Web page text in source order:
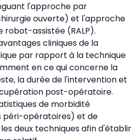
l'approche par
ouverte) et l'approche
robot-assistée (RALP).
cliniques de la
par rapport à la technique
en ce qui concerne la
la durée de l'intervention et
post-opératoire.
de morbidité
péri-opératoires) et de
deux techniques afin d'établir